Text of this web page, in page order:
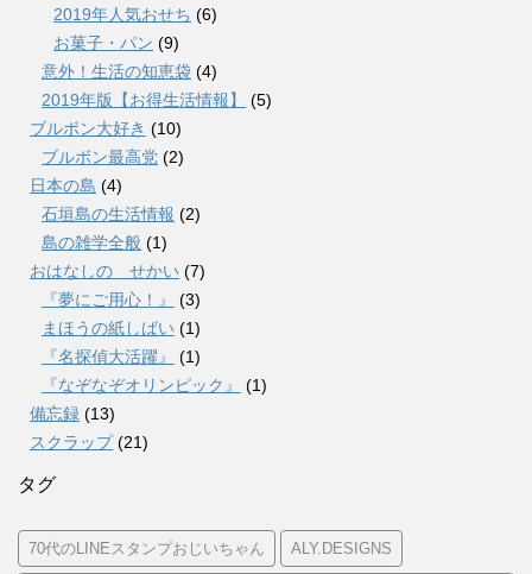
2019年人気おせち (6)
お菓子・パン (9)
意外！生活の知恵袋 (4)
2019年版【お得生活情報】
(5)
ブルボン大好き (10)
ブルボン最高党 (2)
日本の島 (4)
石垣島の生活情報 (2)
島の雑学全般 (1)
おはなしの せかい (7)
『夢にご用心！』
(3)
まほうの紙しばい (1)
『名探偵大活躍』
(1)
『なぞなぞオリンピック』
(1)
備忘録 (13)
スクラップ(21)
タグ
70代のLINEスタンプおじいちゃん ALY.DESIGNS